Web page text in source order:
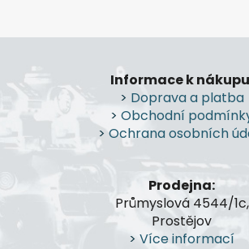
Z
p
a
Informace k
> Doprava a platba
> Obchodní
> Ochrana osobních
Prodejna:
Průmyslová 4544/1c,
Prostějov
> Více informací